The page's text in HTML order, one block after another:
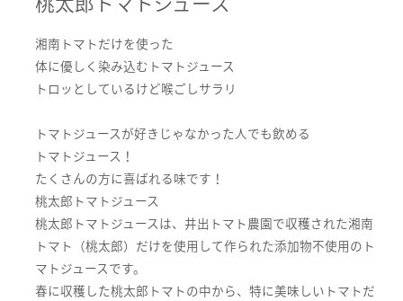
湘南トマトだけを使った
体に優しく染み込むトマトジュース
トロッとしているけど喉ごしサラリ
トマトジュースが好きじゃなかった人でも飲める
トマトジュース！
たくさんの方に喜ばれる味です！
桃太郎トマトジュース
桃太郎トマトジュースは、井出トマト農園で収穫された湘南
トマト（桃太郎）だけを使用して作られた添加物不使用のト
マトジュースです。
春に収穫した桃太郎トマトの中から、特に美味しいトマトだ